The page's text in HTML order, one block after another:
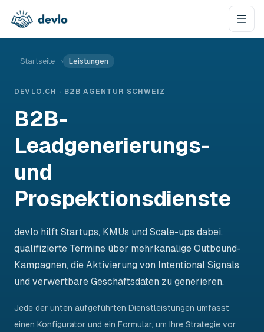
Startseite › Leistungen
DEVLO.CH · B2B AGENTUR SCHWEIZ
B2B-
Leadgenerierungs-
und
Prospektionsdienste
devlo hilft Startups, KMUs und Scale-ups dabei,
qualifizierte Termine über mehrkanalige Outbound-
Kampagnen, die Aktivierung von Intentional Signals
und verwertbare Geschäftsdaten zu generieren.
Jede der unten aufgeführten Dienstleistungen umfasst
einen Konfigurator und ein Formular, um Ihre Strategie vor